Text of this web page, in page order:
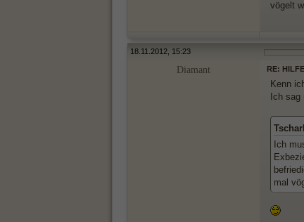
vögelt
18.11.2012, 15:23
Diamant RE:
Kenn
Ich
Ich
mal